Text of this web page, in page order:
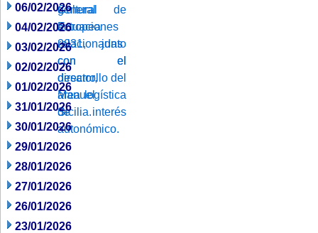
06/02/2026
04/02/2026
03/02/2026
02/02/2026
01/02/2026
31/01/2026
30/01/2026
29/01/2026
28/01/2026
27/01/2026
26/01/2026
23/01/2026